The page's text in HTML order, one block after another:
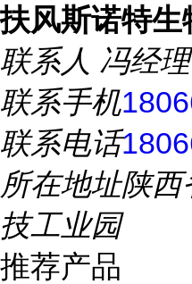
扶风斯诺特生
联系人 冯经理
联系手机
联系电话
所在地址陕西
技工业园
推荐产品